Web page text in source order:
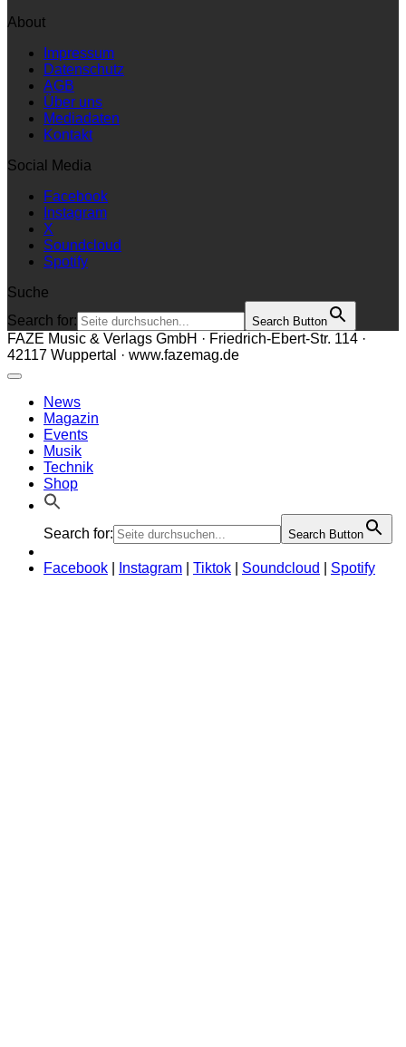
About
Impressum
Datenschutz
AGB
Über uns
Mediadaten
Kontakt
Social Media
Facebook
Instagram
X
Soundcloud
Spotify
Suche
Search for:
Search Button
FAZE Music & Verlags GmbH · Friedrich-Ebert-Str. 114 ·
42117 Wuppertal · www.fazemag.de
News
Magazin
Events
Musik
Technik
Shop
Search for: Search Button
Facebook Instagram Tiktok Soundcloud Spotify